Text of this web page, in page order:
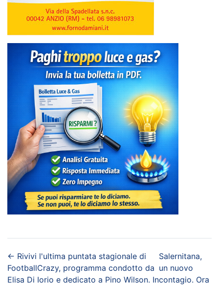
← Rivivi l'ultima puntata stagionale di
FootballCrazy, programma condotto da
Elisa Di Iorio e dedicato a Pino Wilson. In
Salernitana,
un nuovo
contagio. Ora